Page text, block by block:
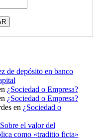
de depósito en banco
¿Sociedad o Empresa?
¿Sociedad o Empresa?
en ¿Sociedad o
Sobre el valor del
como «traditio ficta»